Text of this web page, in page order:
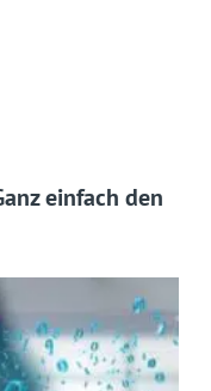
einfach den